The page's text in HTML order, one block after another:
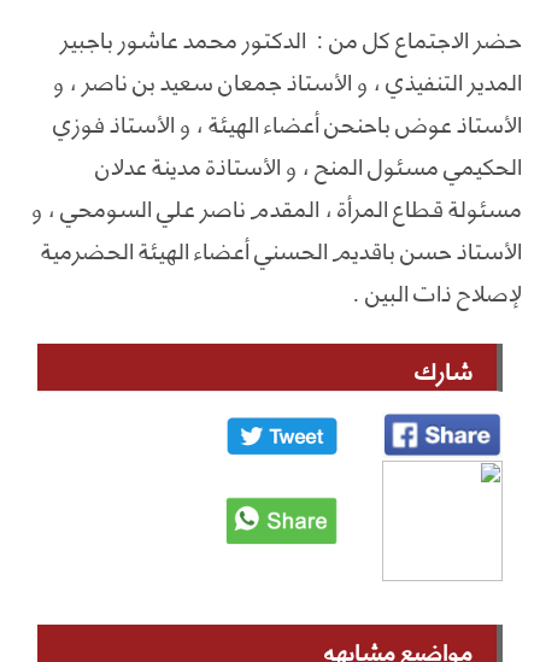
حضر الاجتماع كل من : الدكتور محمد عاشور باجبير
المدير التنفيذي ، و الأستاذ جمعان سعيد بن ناصر ، و
الأستاذ عوض باحنحن أعضاء الهيئة ، و الأستاذ فوزي
الحكيمي مسئول المنح ، و الأستاذة مدينة عدلان
مسئولة قطاع المرأة ، المقدم ناصر علي السومحي ، و
الأستاذ حسن باقديم الحسني أعضاء الهيئة الحضرمية
لإصلاح ذات البين .
شارك
مواضيع مشابهه